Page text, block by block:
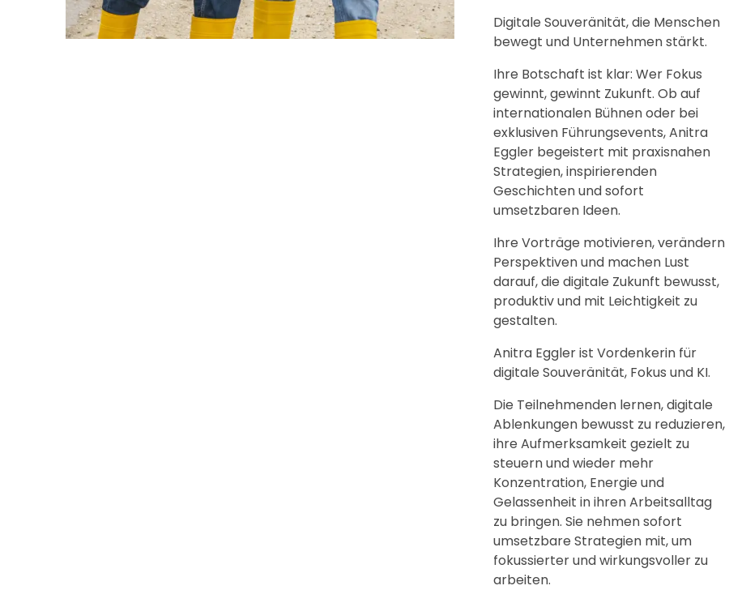
Digitale Souveränität, die Menschen
bewegt und Unternehmen stärkt.
Ihre Botschaft ist klar: Wer Fokus
gewinnt, gewinnt Zukunft. Ob auf
internationalen Bühnen oder bei
exklusiven Führungsevents, Anitra
Eggler begeistert mit praxisnahen
Strategien, inspirierenden
Geschichten und sofort
umsetzbaren Ideen.
Ihre Vorträge motivieren, verändern
Perspektiven und machen Lust
darauf, die digitale Zukunft bewusst,
produktiv und mit Leichtigkeit zu
gestalten.
Anitra Eggler ist Vordenkerin für
digitale Souveränität, Fokus und KI.
Die Teilnehmenden lernen, digitale
Ablenkungen bewusst zu reduzieren,
ihre Aufmerksamkeit gezielt zu
steuern und wieder mehr
Konzentration, Energie und
Gelassenheit in ihren Arbeitsalltag
zu bringen. Sie nehmen sofort
umsetzbare Strategien mit, um
fokussierter und wirkungsvoller zu
arbeiten.